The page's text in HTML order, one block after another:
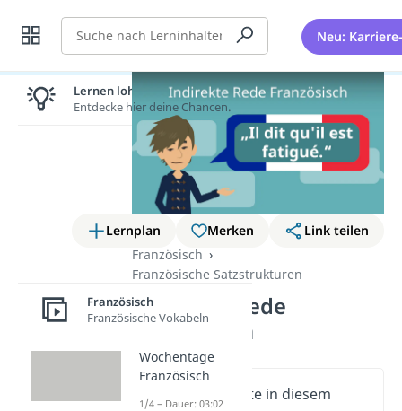
Suche Neu:
Lernplan Merken
Link teilen
Französisch
Französische Satzstrukturen
Indirekte Rede
Französisch
Wichtige Inhalte in diesem
Lernen lohnt sich!
Entdecke hier deine Chancen.
Französisch
Französische Vokabeln
Wochentage
Französisch
1/4 – Dauer: 03:02